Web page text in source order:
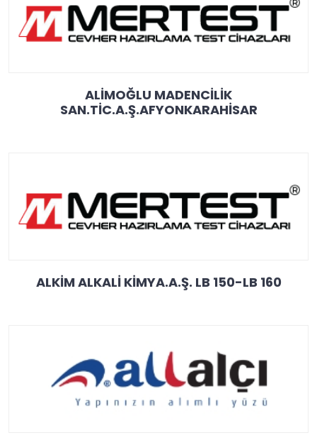
ALİMOĞLU MADENCİLİK
SAN.TİC.A.Ş.AFYONKARAHİSAR
ALKİM ALKALİ KİMYA.A.Ş. LB 150-LB 160